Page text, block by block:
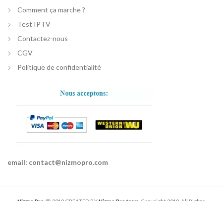
Comment ça marche ?
Test IPTV
Contactez-nous
CGV
Politique de confidentialité
email: contact@nizmopro.com